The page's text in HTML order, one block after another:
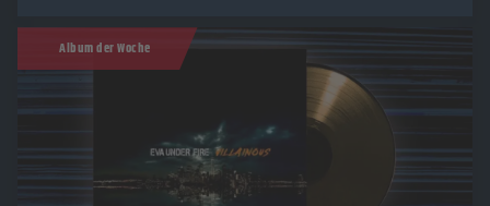
Album der Woche